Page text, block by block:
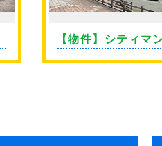
【物件】シティマ
継橋